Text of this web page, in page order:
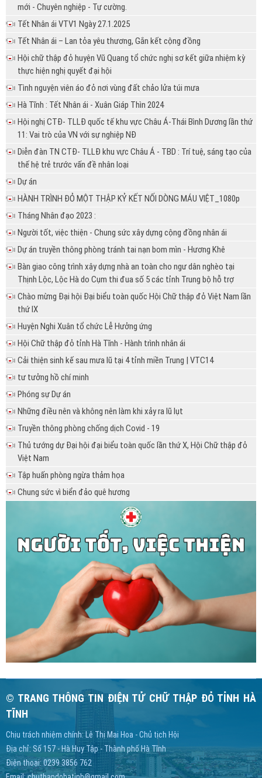
mới - Chuyên nghiệp - Tự cường.
Tết Nhân ái VTV1 Ngày 27.1.2025
Tết Nhân ái – Lan tỏa yêu thương, Gắn kết cộng đồng
Hội chữ thập đỏ huyện Vũ Quang tổ chức nghị sơ kết giữa nhiệm kỳ
thực hiện nghị quyết đại hội
Tình nguyện viên áo đỏ nơi vùng đất chảo lửa túi mưa
Hà Tĩnh : Tết Nhân ái - Xuân Giáp Thìn 2024
Hội nghị CTĐ- TLLĐ quốc tế khu vực Châu Á-Thái Bình Dương lần thứ
11: Vai trò của VN với sự nghiệp NĐ
Diễn đàn TN CTĐ- TLLĐ khu vực Châu Á - TBD : Trí tuệ, sáng tạo của
thế hệ trẻ trước vấn đề nhân loại
Dự án
HÀNH TRÌNH ĐỎ MỘT THẬP KỶ KẾT NỐI DÒNG MÁU VIỆT_1080p
Tháng Nhân đạo 2023 :
Người tốt, việc thiện - Chung sức xây dựng cộng đồng nhân ái
Dự án truyền thông phòng tránh tai nạn bom mìn - Hương Khê
Bàn giao công trình xây dựng nhà an toàn cho ngư dân nghèo tại
Thịnh Lộc, Lộc Hà do Cụm thi đua số 5 các tỉnh Trung bộ hỗ trợ
Chào mừng Đại hội Đại biểu toàn quốc Hội Chữ thập đỏ Việt Nam lần
thứ IX
Huyện Nghi Xuân tổ chức Lễ Hưởng ứng
Hội Chữ thập đỏ tỉnh Hà Tĩnh - Hành trình nhân ái
Cải thiện sinh kế sau mưa lũ tại 4 tỉnh miền Trung | VTC14
tư tưởng hồ chí minh
Phóng sự Dự án
Những điều nên và không nên làm khi xảy ra lũ lụt
Truyền thông phòng chống dịch Covid - 19
Thủ tướng dự Đại hội đại biểu toàn quốc lần thứ X, Hội Chữ thập đỏ
Việt Nam
Tập huấn phòng ngừa thảm họa
Chung sức vì biển đảo quê hương
© TRANG THÔNG TIN ĐIỆN TỬ CHỮ THẬP ĐỎ TỈNH HÀ
TĨNH
Chịu trách nhiệm chính: Lê Thị Mai Hoa - Chủ tịch Hội
Địa chỉ: Số 157 - Hà Huy Tập - Thành phố Hà Tĩnh
Điện thoại: 0239 3856 762